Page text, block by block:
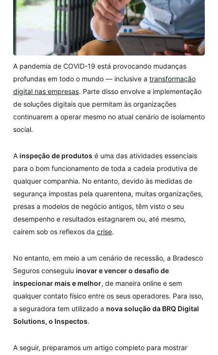
A pandemia de COVID-19 está provocando mudanças
profundas em todo o mundo — inclusive a transformação
digital nas empresas. Parte disso envolve a implementação
de soluções digitais que permitam às organizações
continuarem a operar mesmo no atual cenário de isolamento
social.
A inspeção de produtos é uma das atividades essenciais
para o bom funcionamento de toda a cadeia produtiva de
qualquer companhia. No entanto, devido às medidas de
segurança impostas pela quarentena, muitas organizações,
presas a modelos de negócio antigos, têm visto o seu
desempenho e resultados estagnarem ou, até mesmo,
caírem sob os reflexos da crise.
No entanto, em meio a um cenário de recessão, a Bradesco
Seguros conseguiu inovar e vencer o desafio de
inspecionar mais e melhor, de maneira online e sem
qualquer contato físico entre os seus operadores. Para isso,
a seguradora tem utilizado a nova solução da BRQ Digital
Solutions, o Inspectos.
A seguir, preparamos um artigo completo para mostrar